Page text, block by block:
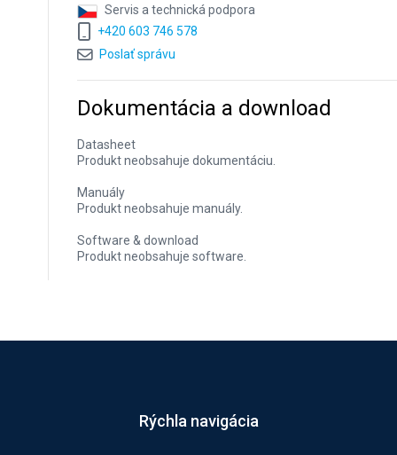
Servis a technická podpora
+420 603 746 578
Poslať správu
Dokumentácia a download
Datasheet
Produkt neobsahuje dokumentáciu.
Manuály
Produkt neobsahuje manuály.
Software & download
Produkt neobsahuje software.
Rýchla navigácia